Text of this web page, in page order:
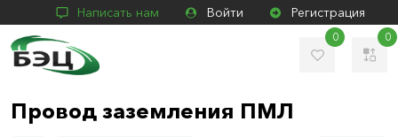
Написать нам Войти Регистрация
0 0
Провод заземления ПМЛ